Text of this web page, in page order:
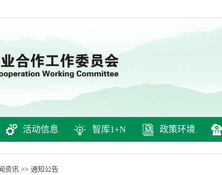
活动信息 智库1+N 政策环境
资讯 >> 通知公告